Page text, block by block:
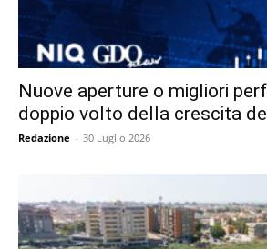
Nuove aperture o migliori
doppio volto della crescita
Redazione - 30 Luglio 2026